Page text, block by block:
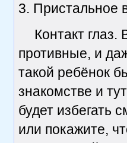
3. Пристальное
Контакт
противные, и
такой ребёнок
знакомстве и
будет избегать
или покажите,